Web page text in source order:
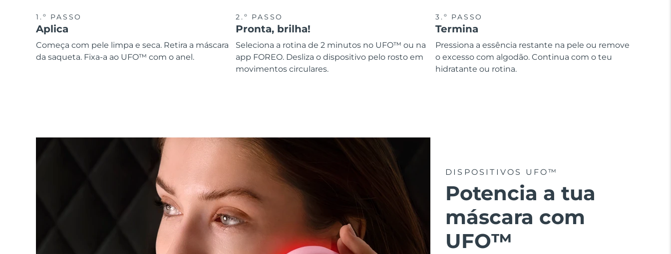
1.º PASSO
Aplica
Começa com pele limpa e seca. Retira a máscara
da saqueta. Fixa-a ao UFO™ com o anel.
2.º PASSO
Pronta, brilha!
Seleciona a rotina de 2 minutos no UFO™ ou na
app FOREO. Desliza o dispositivo pelo rosto em
movimentos circulares.
3.º PASSO
Termina
Pressiona a essência restante na pele ou remove
o excesso com algodão. Continua com o teu
hidratante ou rotina.
DISPOSITIVOS UFO™
Potencia a tua
máscara com
UFO™